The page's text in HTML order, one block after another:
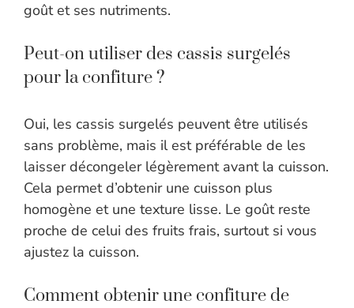
goût et ses nutriments.
Peut-on utiliser des cassis surgelés
pour la confiture ?
Oui, les cassis surgelés peuvent être utilisés
sans problème, mais il est préférable de les
laisser décongeler légèrement avant la cuisson.
Cela permet d’obtenir une cuisson plus
homogène et une texture lisse. Le goût reste
proche de celui des fruits frais, surtout si vous
ajustez la cuisson.
Comment obtenir une confiture de